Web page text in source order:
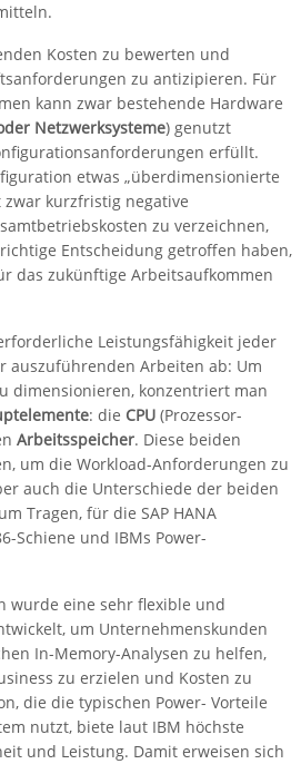
Kosten zu bewerten und
zu antizipieren. Für
kann zwar bestehende Hardware
Netzwerksysteme) genutzt
erfüllt.
etwas „überdimensionierte
zwar kurzfristig negative
zu verzeichnen,
Entscheidung getroffen haben,
das zukünftige Arbeitsaufkommen
Leistungsfähigkeit jeder
auszuführenden Arbeiten ab: Um
dimensionieren, konzentriert man
: die CPU (Prozessor-
Arbeitsspeicher. Diese beiden
um die Workload-Anforderungen zu
auch die Unterschiede der beiden
Tragen, für die SAP HANA
Schiene und IBMs Power-
wurde eine sehr flexible und
um Unternehmenskunden
In-Memory-Analysen zu helfen,
zu erzielen und Kosten zu
die die typischen Power- Vorteile
nutzt, biete laut IBM höchste
und Leistung. Damit erweisen sich